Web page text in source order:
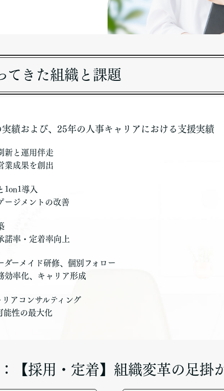
てきた組織と課題
実績および、25年の人事キャリアにおける支援実績
新と運用伴走
成果を創出
導入
ジメントの改善
率・定着率向上
ーメイド研修、個別フォロー
率化、キャリア形成
アコンサルティング
能性の最大化
【採用・定着】組織変革の足掛